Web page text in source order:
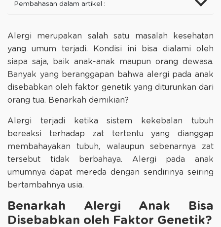
Pembahasan dalam artikel :
Alergi merupakan salah satu masalah kesehatan
yang umum terjadi. Kondisi ini bisa dialami oleh
siapa saja, baik anak-anak maupun orang dewasa.
Banyak yang beranggapan bahwa alergi pada anak
disebabkan oleh faktor genetik yang diturunkan dari
orang tua. Benarkah demikian?
Alergi terjadi ketika sistem kekebalan tubuh
bereaksi terhadap zat tertentu yang dianggap
membahayakan tubuh, walaupun sebenarnya zat
tersebut tidak berbahaya. Alergi pada anak
umumnya dapat mereda dengan sendirinya seiring
bertambahnya usia.
Benarkah Alergi Anak Bisa
Disebabkan oleh Faktor Genetik?